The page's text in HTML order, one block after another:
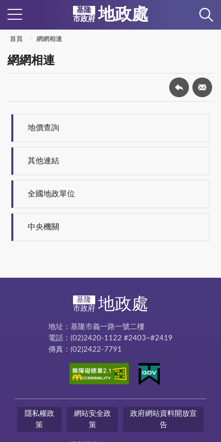
基隆
市政府 地政處
首頁 網網相連
網網相連
地價查詢
其他連結
全國地政單位
中央機關
基隆
市政府 地政處
地址：基隆市義一路一號二樓
電話：(02)2420-1122 #2403~#2419
傳真：(02)2422-7791
隱私權政
策
網站安全政
策
政府網站資料開放宣
告